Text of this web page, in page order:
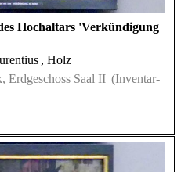
Hochaltars 'Verkündigung
, Holz
Erdgeschoss Saal II (Inventar-